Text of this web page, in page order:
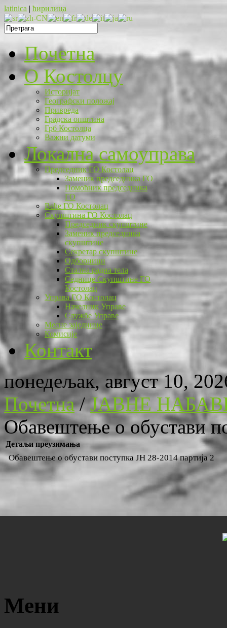
latinica | ћирилица
Почетна
O Костолцу
Историјат
Географски положај
Привреда
Градска општина
Грб Костолца
Важни датуми
Локална самоуправа
Председник ГО Костолац
Заменик председника ГО
Помоћник председника
ГО
Веће ГО Костолац
Скупштина ГО Костолац
Председник скупштине
Заменик председника
скупштине
Секретар скупштине
Одборници
Стална радна тела
Седнице Скупштине ГО
Костолац
Управа ГО Костолац
Начелник Управе
Службе Управе
Месне заједнице
Комисије
Контакт
понедељак, август 10,
Почетна/ЈАВНЕ
Обавештење о обустави
Детаљи преузимања
Обавештење о обустави поступка ЈН 28-2014 партија 2
Мени